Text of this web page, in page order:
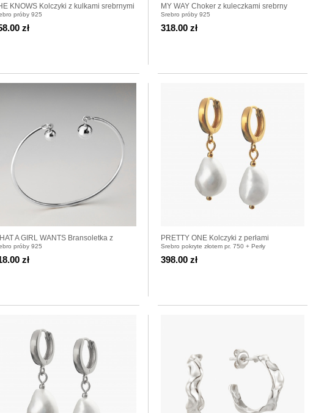
KNOWS Kolczyki z kulkami srebrnymi
próby 925
zł
MY WAY Choker z kuleczkami srebrny
Srebro próby 925
318.00 zł
A GIRL WANTS Bransoletka z
srebrnymi
próby 925
zł
PRETTY ONE Kolczyki z perłami
Srebro pokryte złotem pr. 750 + Perły
398.00 zł